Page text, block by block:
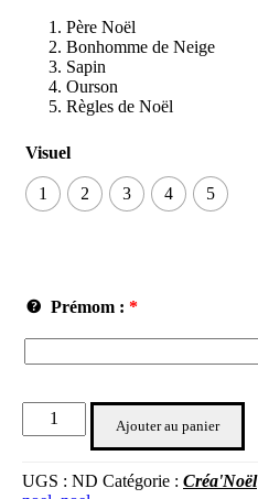
Père Noël
Bonhomme de Neige
Sapin
Ourson
Règles de Noël
Visuel
1 2 3 4 5
Prémom : *
Ajouter au panier
UGS : ND Catégorie : Créa'Noël